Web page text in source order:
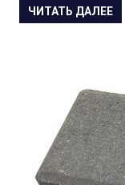
ЧИТАТЬ ДАЛЕЕ